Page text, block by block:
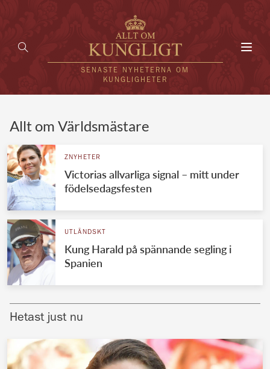
SENASTE NYHETERNA OM
KUNGLIGHETER
UTLÄNDSKT
VÄRLDENS KUNGAHUS
Svenska kungahuset
Brittiska kungahuset
Nederländska kungahuset
REDAKTION
Allt om Världsmästare
ZNYHETER
Victorias allvarliga signal – mitt under
födelsedagsfesten
UTLÄNDSKT
Kung Harald på spännande segling i
Spanien
Hetast just nu